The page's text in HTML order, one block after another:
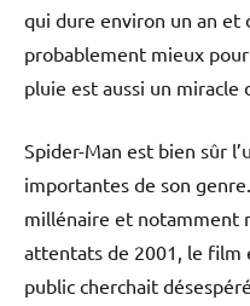
qui dure environ un an et
probablement mieux pour
pluie est aussi un miracle
Spider-Man est bien sûr
importantes de son
millénaire et notamment
attentats de 2001, le film
public cherchait